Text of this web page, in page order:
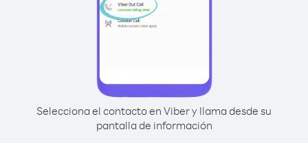
Selecciona el contacto en Viber y llama desde su
pantalla de información